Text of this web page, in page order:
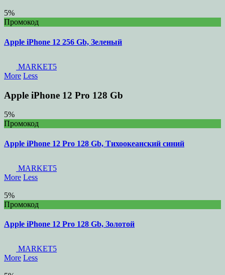
5%
Промокод
Apple iPhone 12 256 Gb, Зеленый
MARKET5
More Less
Apple iPhone 12 Pro 128 Gb
5%
Промокод
Apple iPhone 12 Pro 128 Gb, Тихоокеанский синий
MARKET5
More Less
5%
Промокод
Apple iPhone 12 Pro 128 Gb, Золотой
MARKET5
More Less